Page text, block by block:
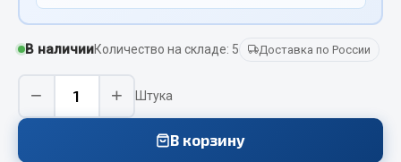
Автозвук
Автокаталоги
Аксессуары автомобильные
Аптечки и знаки автомобильные
Брызговики
Вентиляторы кабины
В наличииКоличество на складе: 5 Доставка по России
− + Штука
В корзину